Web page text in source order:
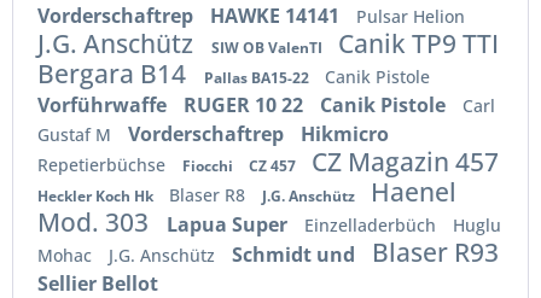
Vorderschaftrep HAWKE 14141 Pulsar Helion
J.G. Anschütz SIW OB ValenTI
Canik TP9 TTI
Bergara B14
Pallas BA15-22 Canik Pistole
Vorführwaffe RUGER 10 22 Canik Pistole
Carl
Gustaf M
Vorderschaftrep Hikmicro
Repetierbüchse Fiocchi CZ 457 CZ Magazin 457
Heckler Koch Hk Blaser R8 J.G. Anschütz
Haenel
Mod. 303
Lapua Super Einzelladerbüch
Huglu
Mohac
J.G. Anschütz Schmidt und Blaser R93
Sellier Bellot